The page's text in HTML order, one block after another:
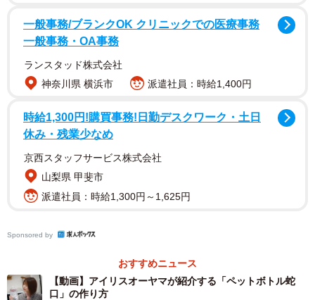
※この時、指を離しても水は漏れません。
⑤使う時はキャップを緩める。
⑥キャップを緩めると穴から適量の水が出てくるので、手
が洗える。
・アイリスオーヤマ 公式TikTok／災害時のライフハック
https://www.tiktok.com/@irisohyama_official/video/7406254
474274065681
https://www.keishicho.metro.tokyo.lg.jp/kurashi/saigai/yakud
achi/house/lifeline/1065017725183881216.html
一般事務/ブランクOK クリニックでの医療事務
一般事務・OA事務
ランスタッド株式会社
神奈川県 横浜市
派遣社員：時給1,400円
時給1,300円!購買事務!日勤デスクワーク・土日
休み・残業少なめ
京西スタッフサービス株式会社
山梨県 甲斐市
派遣社員：時給1,300円～1,625円
Sponsored by
おすすめニュース
【動画】アイリスオーヤマが紹介する「ペットボトル蛇
口」の作り方